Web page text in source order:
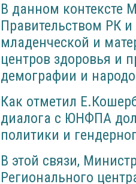
В данном контексте
Правительством РК
младенческой и
центров здоровья и
демографии и
Как отметил
диалога с ЮНФПА
политики и
В этой связи,
Регионального